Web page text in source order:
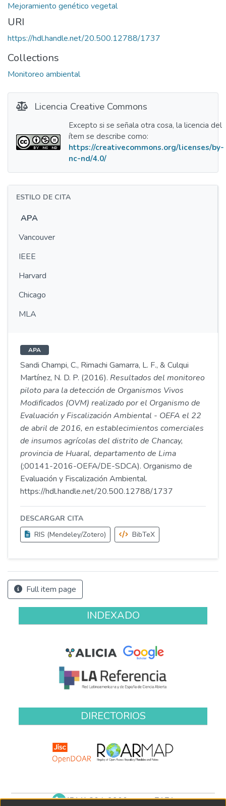
Mejoramiento genético vegetal
URI
https://hdl.handle.net/20.500.12788/1737
Collections
Monitoreo ambiental
Licencia Creative Commons
Excepto si se señala otra cosa, la licencia del
ítem se describe como:
https://creativecommons.org/licenses/by-
nc-nd/4.0/
ESTILO DE CITA
APA
Vancouver
IEEE
Harvard
Chicago
MLA
APA
Sandi Champi, C., Rimachi Gamarra, L. F., & Culqui
Martínez, N. D. P. (2016). Resultados del monitoreo
piloto para la detección de Organismos Vivos
Modificados (OVM) realizado por el Organismo de
Evaluación y Fiscalización Ambiental - OEFA el 22
de abril de 2016, en establecimientos comerciales
de insumos agrícolas del distrito de Chancay,
provincia de Huaral, departamento de Lima
(;00141-2016-OEFA/DE-SDCA). Organismo de
Evaluación y Fiscalización Ambiental.
https://hdl.handle.net/20.500.12788/1737
DESCARGAR CITA
RIS (Mendeley/Zotero)
BibTeX
Full item page
INDEXADO
DIRECTORIOS
(511) 204-9900 anexo 7171